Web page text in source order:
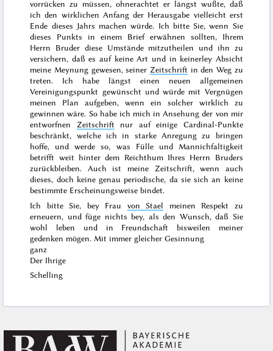
vorrücken zu müssen, ohnerachtet er längst wußte, daß
ich den wirklichen Anfang der Herausgabe vielleicht erst
Ende dieses Jahrs machen würde. Ich bitte Sie, wenn Sie
dieses Punkts in einem Brief erwähnen sollten, Ihrem
Herrn Bruder diese Umstände mitzutheilen und ihn zu
versichern, daß es auf keine Art und in keinerley Absicht
meine Meynung gewesen, seiner Zeitschrift in den Weg zu
treten. Ich habe längst einen neuen allgemeinen
Vereinigungspunkt gewünscht und würde mit Vergnügen
meinen Plan aufgeben, wenn ein solcher wirklich zu
gewinnen wäre. So habe ich mich in Ansehung der von mir
entworfnen Zeitschrift nur auf einige Cardinal-Punkte
beschränkt, welche ich in starke Anregung zu bringen
hoffe, und werde so, was Fülle und Mannichfaltigkeit
betrifft weit hinter dem Reichthum Ihres Herrn Bruders
zurückbleiben. Auch ist meine Zeitschrift, wenn auch
dieses, doch keine genau periodische, da sie sich an keine
bestimmte Erscheinungsweise bindet.
Ich bitte Sie, bey Frau von Stael meinen Respekt zu
erneuern, und füge nichts bey, als den Wunsch, daß Sie
wohl leben und in Freundschaft bisweilen meiner
gedenken mögen. Mit immer gleicher Gesinnung
ganz
Der Ihrige
Schelling